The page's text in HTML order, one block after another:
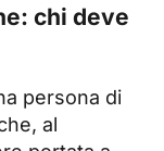
chi deve
persona di
al